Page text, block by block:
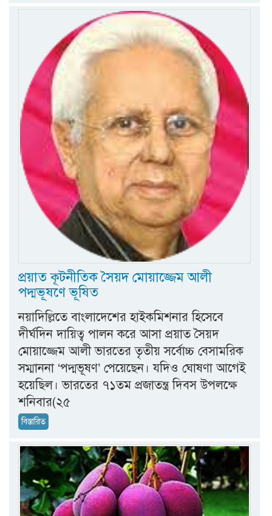
প্রয়াত কূটনীতিক সৈয়দ মোয়াজ্জেম আলী
পদ্মভূষণে ভূষিত
নয়াদিল্লিতে বাংলাদেশের হাইকমিশনার হিসেবে
দীর্ঘদিন দায়িত্ব পালন করে আসা প্রয়াত সৈয়দ
মোয়াজ্জেম আলী ভারতের তৃতীয় সর্বোচ্চ বেসামরিক
সম্মাননা ‘পদ্মভূষণ’ পেয়েছেন। যদিও ঘোষণা আগেই
হয়েছিল। ভারতের ৭১তম প্রজাতন্ত্র দিবস উপলক্ষে
শনিবার(২৫
বিস্তারিত